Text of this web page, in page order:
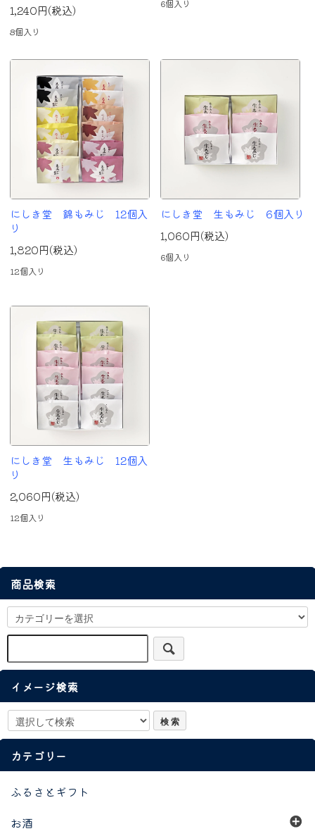
1,240円(税込)
8個入り
6個入り
にしき堂 錦もみじ 12個入
り
1,820円(税込)
12個入り
にしき堂 生もみじ 6個入り
1,060円(税込)
6個入り
にしき堂 生もみじ 12個入
り
2,060円(税込)
12個入り
商品検索
イメージ検索
カテゴリー
ふるさとギフト
お酒